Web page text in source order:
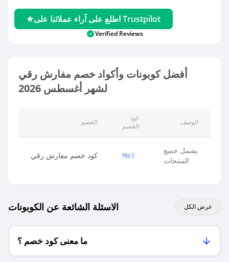
اطلع على آراء عملائنا على Trustpilot
Verified Reviews
أفضل كوبونات وأكواد خصم مفارش رقي
لشهر أغسطس 2026
الخصم
كود
الخصم
الوصف
كود خصم مفارش رقي Mm3
يشمل جميع
المنتجات
الاسئلة الشائعة عن الكوبونات عرض الكل
ما معنى كود خصم ؟